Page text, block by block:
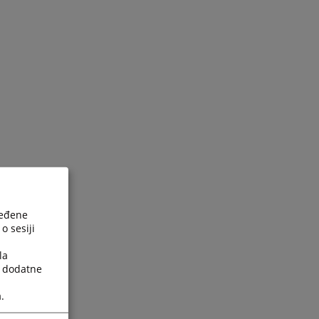
sesiji